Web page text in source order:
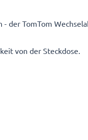
TomTom
von der Steckdose.